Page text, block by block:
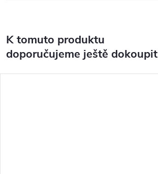
K tomuto produktu
doporučujeme ještě dokoupit